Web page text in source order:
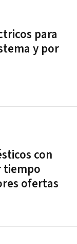
para
y por
con
tiempo
ofertas